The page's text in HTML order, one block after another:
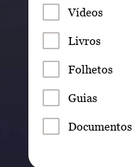
Vídeos
Livros
Folhetos
Guias
Documentos